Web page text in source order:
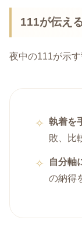
111が伝え
夜中の111が示
執着を
敗、比
自分軸
の納得